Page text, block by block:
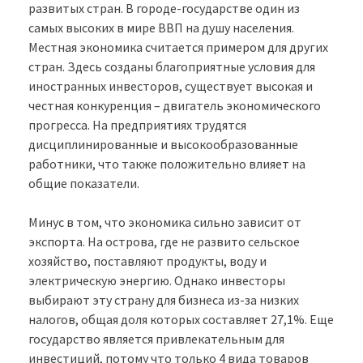
развитых стран. В городе-государстве один из
самых высоких в мире ВВП на душу населения.
Местная экономика считается примером для других
стран. Здесь созданы благоприятные условия для
иностранных инвесторов, существует высокая и
честная конкуренция – двигатель экономического
прогресса. На предприятиях трудятся
дисциплинированные и высокообразованные
работники, что также положительно влияет на
общие показатели.
Минус в том, что экономика сильно зависит от
экспорта. На острова, где не развито сельское
хозяйство, поставляют продукты, воду и
электрическую энергию. Однако инвесторы
выбирают эту страну для бизнеса из-за низких
налогов, общая доля которых составляет 27,1%. Еще
государство является привлекательным для
инвестиций, потому что только 4 вида товаров